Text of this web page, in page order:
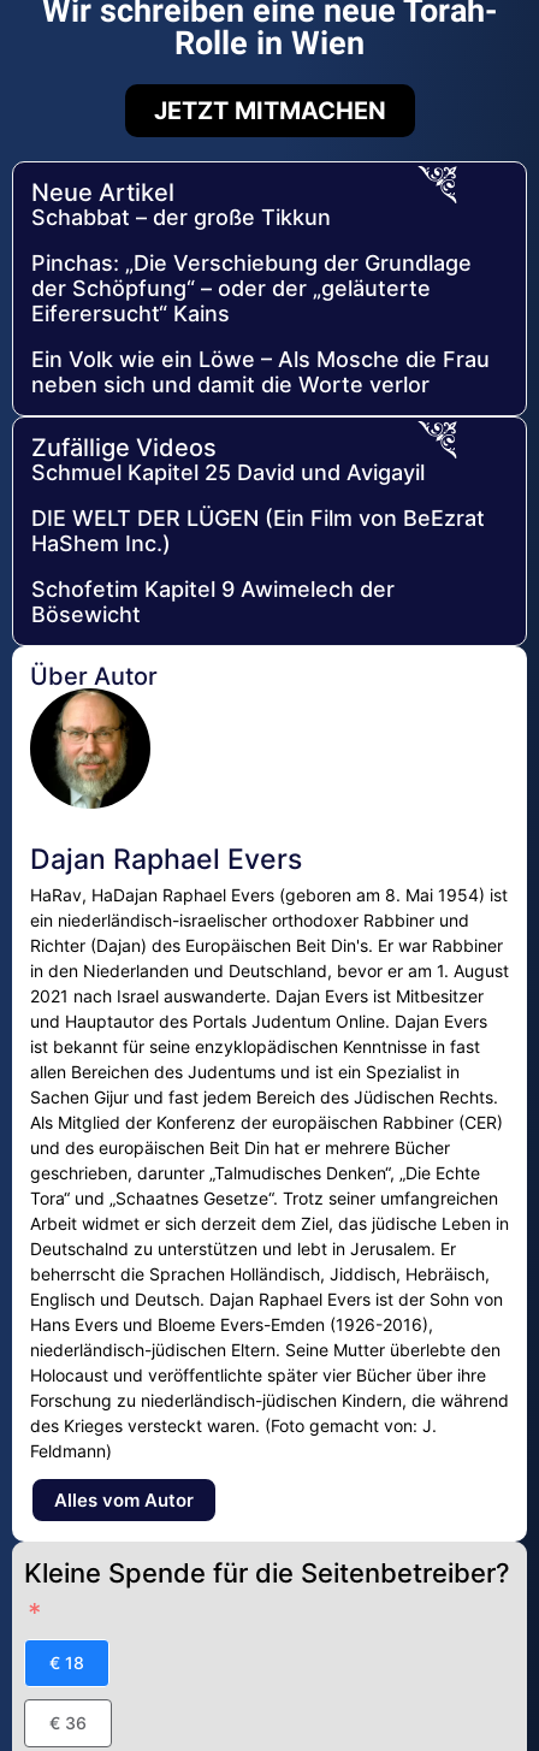
Wir schreiben eine neue Torah-
Rolle in Wien
JETZT MITMACHEN
Neue Artikel
Schabbat – der große Tikkun
Pinchas: „Die Verschiebung der Grundlage
der Schöpfung“ – oder der „geläuterte
Eiferersucht“ Kains
Ein Volk wie ein Löwe – Als Mosche die Frau
neben sich und damit die Worte verlor
Zufällige Videos
Schmuel Kapitel 25 David und Avigayil
DIE WELT DER LÜGEN (Ein Film von BeEzrat
HaShem Inc.)
Schofetim Kapitel 9 Awimelech der
Bösewicht
Über Autor
Dajan Raphael Evers
HaRav, HaDajan Raphael Evers (geboren am 8. Mai 1954) ist
ein niederländisch-israelischer orthodoxer Rabbiner und
Richter (Dajan) des Europäischen Beit Din's. Er war Rabbiner
in den Niederlanden und Deutschland, bevor er am 1. August
2021 nach Israel auswanderte. Dajan Evers ist Mitbesitzer
und Hauptautor des Portals Judentum Online. Dajan Evers
ist bekannt für seine enzyklopädischen Kenntnisse in fast
allen Bereichen des Judentums und ist ein Spezialist in
Sachen Gijur und fast jedem Bereich des Jüdischen Rechts.
Als Mitglied der Konferenz der europäischen Rabbiner (CER)
und des europäischen Beit Din hat er mehrere Bücher
geschrieben, darunter „Talmudisches Denken“, „Die Echte
Tora“ und „Schaatnes Gesetze“. Trotz seiner umfangreichen
Arbeit widmet er sich derzeit dem Ziel, das jüdische Leben in
Deutschalnd zu unterstützen und lebt in Jerusalem. Er
beherrscht die Sprachen Holländisch, Jiddisch, Hebräisch,
Englisch und Deutsch. Dajan Raphael Evers ist der Sohn von
Hans Evers und Bloeme Evers-Emden (1926-2016),
niederländisch-jüdischen Eltern. Seine Mutter überlebte den
Holocaust und veröffentlichte später vier Bücher über ihre
Forschung zu niederländisch-jüdischen Kindern, die während
des Krieges versteckt waren. (Foto gemacht von: J.
Feldmann)
Alles vom Autor
Kleine Spende für die Seitenbetreiber?
€ 18
€ 36